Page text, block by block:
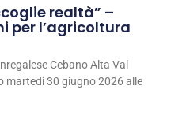
realtà” –
per l’agricoltura
Cebano Alta Val
martedì 30 giugno 2026 alle